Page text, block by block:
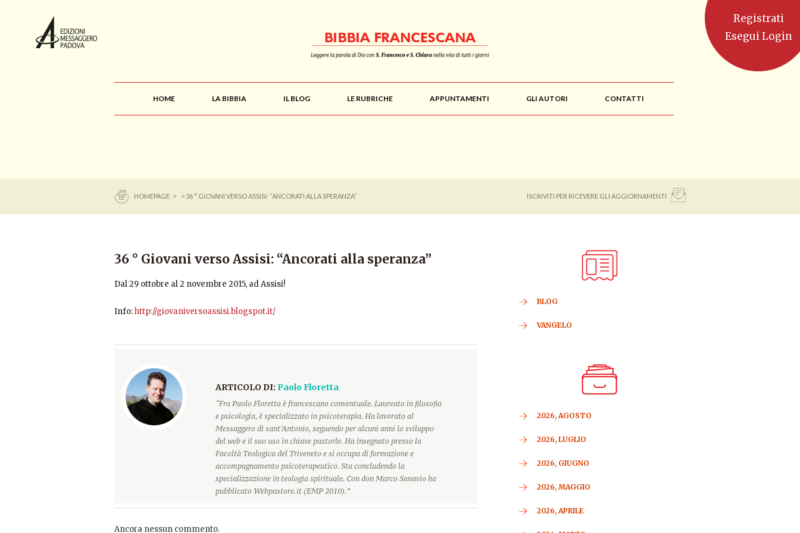
HOME LA BIBBIA IL BLOG LE RUBRICHE APPUNTAMENTI GLI AUTORI CONTATTI
HOMEPAGE > > 36 ° GIOVANI VERSO ASSISI: “ANCORATI ALLA SPERANZA” ISCRIVITI PER RICEVERE GLI AGGIORNAMENTI
36 ° Giovani verso Assisi: “Ancorati alla speranza”
Dal 29 ottobre al 2 novembre 2015, ad Assisi!
Info:http://giovaniversoassisi.blogspot.it/
ARTICOLO DI: Paolo Floretta
“Fra Paolo Floretta è francescano conventuale. Laureato in filosofia
e psicologia, è specializzato in psicoterapia. Ha lavorato al
Messaggero di sant’Antonio, seguendo per alcuni anni lo sviluppo
del web e il suo uso in chiave pastorle. Ha insegnato presso la
Facoltà Teologica del Triveneto e si occupa di formazione e
accompagnamento psicoterapeutico. Sta concludendo la
specializzazione in teologia spirituale. Con don Marco Sanavio ha
pubblicato Webpastore.it (EMP 2010).”
Ancora nessun commento.
BLOG
VANGELO
2026, AGOSTO
2026, LUGLIO
2026, GIUGNO
2026, MAGGIO
2026, APRILE
Registrati
Esegui Login